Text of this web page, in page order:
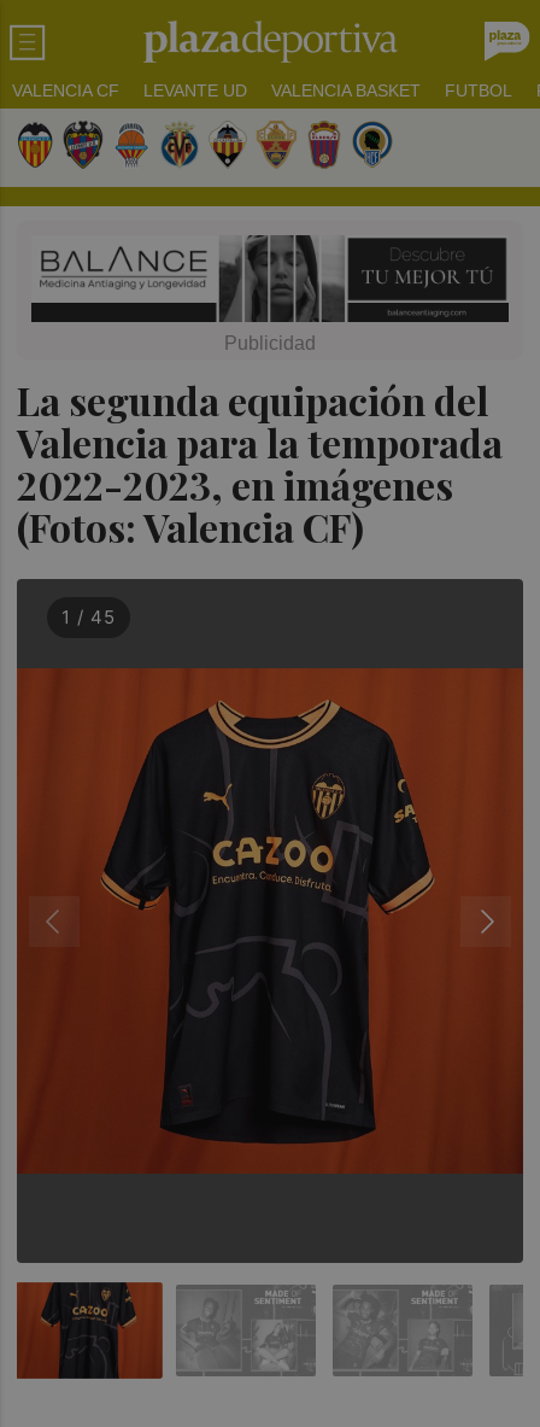
VALENCIA CF LEVANTE UD VALENCIA BASKET FUTBOL
La segunda equipación del
Valencia para la temporada
2022-2023, en imágenes
(Fotos: Valencia CF)
1 / 45